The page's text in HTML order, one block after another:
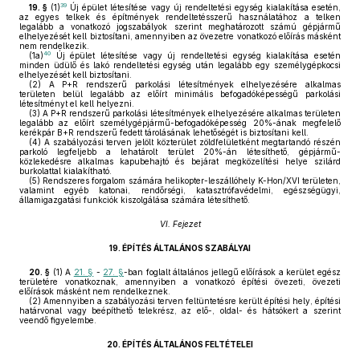
19. § (1)39 Új épület létesítése vagy új rendeltetési egység kialakítása esetén,
az egyes telkek és építmények rendeltetésszerű használatához a telken
legalább a vonatkozó jogszabályok szerint meghatározott számú gépjármű
elhelyezését kell biztosítani, amennyiben az övezetre vonatkozó előírás másként
nem rendelkezik.
(1a)40
Új épület létesítése vagy új rendeltetési egység kialakítása esetén
minden üdülő és lakó rendeltetési egység után legalább egy személygépkocsi
elhelyezését kell biztosítani.
(2) A P+R rendszerű parkolási létesítmények elhelyezésére alkalmas
területen belül legalább az előírt minimális befogadóképességű parkolási
létesítményt el kell helyezni.
(3) A P+R rendszerű parkolási létesítmények elhelyezésére alkalmas területen
legalább az előírt személygépjármű-befogadóképesség 20%-ának megfelelő
kerékpár B+R rendszerű fedett tárolásának lehetőségét is biztosítani kell.
(4) A szabályozási terven jelölt közterület zöldfelületként megtartandó részén
parkoló legfeljebb a lehatárolt terület 20%-án létesíthető, gépjármű-
közlekedésre alkalmas kapubehajtó és bejárat megközelítési helye szilárd
burkolattal kialakítható.
(5) Rendszeres forgalom számára helikopter-leszállóhely K-Hon/XVI területen,
valamint egyéb katonai, rendőrségi, katasztrófavédelmi, egészségügyi,
államigazgatási funkciók kiszolgálása számára létesíthető.
VI. Fejezet
19. ÉPÍTÉS ÁLTALÁNOS SZABÁLYAI
20. § (1) A 21. § - 27. §-ban foglalt általános jellegű előírások a kerület egész
területére vonatkoznak, amennyiben a vonatkozó építési övezeti, övezeti
előírások másként nem rendelkeznek.
(2) Amennyiben a szabályozási terven feltüntetésre került építési hely, építési
határvonal vagy beépíthető telekrész, az elő-, oldal- és hátsókert a szerint
veendő figyelembe.
20. ÉPÍTÉS ÁLTALÁNOS FELTÉTELEI